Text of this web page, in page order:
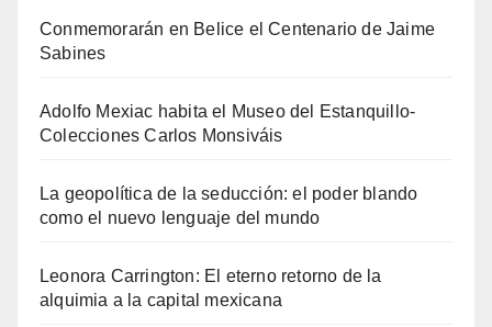
Conmemorarán en Belice el Centenario de Jaime
Sabines
Adolfo Mexiac habita el Museo del Estanquillo-
Colecciones Carlos Monsiváis
La geopolítica de la seducción: el poder blando
como el nuevo lenguaje del mundo
Leonora Carrington: El eterno retorno de la
alquimia a la capital mexicana